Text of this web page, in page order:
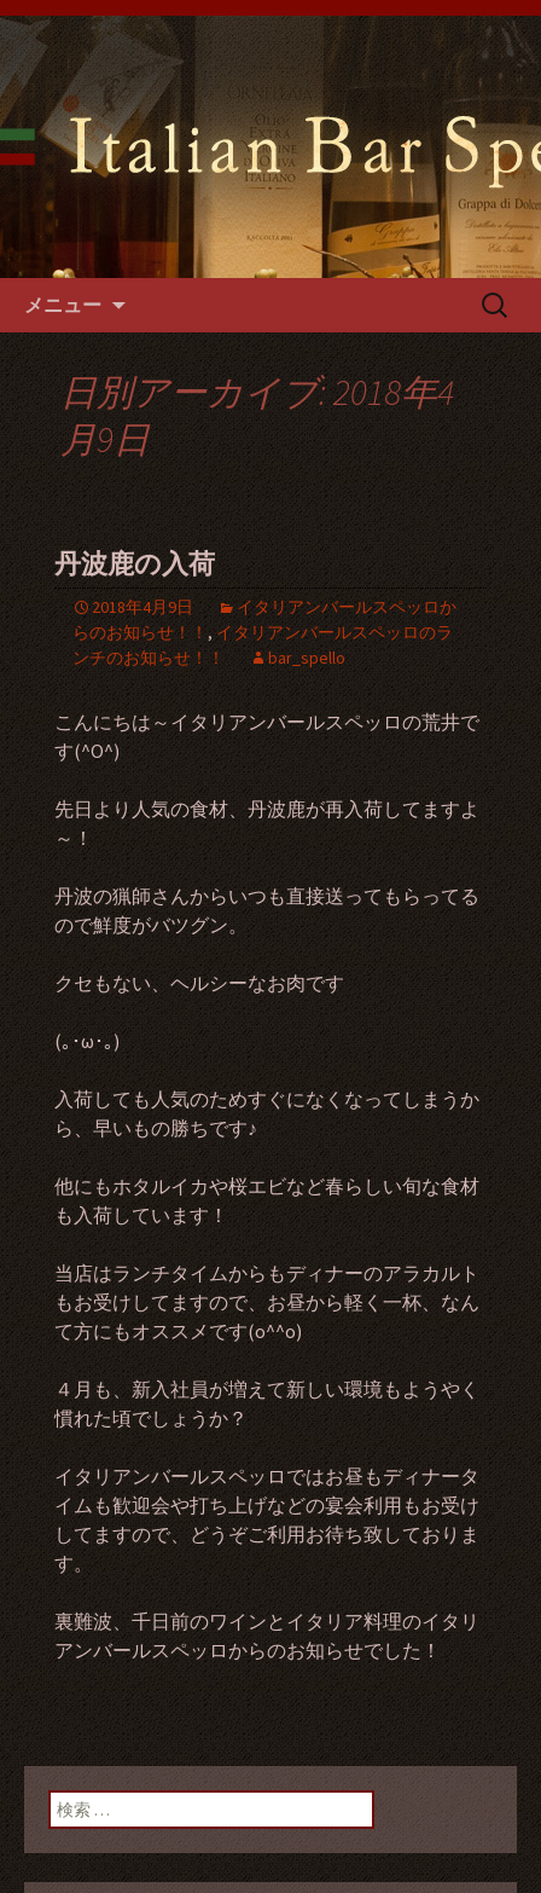
難波千日前のイタリアンバール
スペッロで貸切パーティーを
難波千日前の「イタリアンバールスペ
ッロ」はイタリアの郷土料理や手づく
るパスタやフォカッチャをご用意。1
階～3階席とございますので貸切パー
ティーでご利用可能です。
メニュー
検
日別アーカイブ: 2018年4
月9日
丹波鹿の入荷
2018年4月9日
イタリアンバールスペッロか
らのお知らせ！！ , イタリアンバールスペッロのラ
ンチのお知らせ！！
bar_spello
こんにちは～イタリアンバールスペッロの荒井で
す(^O^)
先日より人気の食材、丹波鹿が再入荷してますよ
～！
丹波の猟師さんからいつも直接送ってもらってる
ので鮮度がバツグン。
クセもない、ヘルシーなお肉です
(｡･ω･｡)
入荷しても人気のためすぐになくなってしまうか
ら、早いもの勝ちです♪
他にもホタルイカや桜エビなど春らしい旬な食材
も入荷しています！
当店はランチタイムからもディナーのアラカルト
もお受けしてますので、お昼から軽く一杯、なん
て方にもオススメです(o^^o)
４月も、新入社員が増えて新しい環境もようやく
慣れた頃でしょうか？
イタリアンバールスペッロではお昼もディナータ
イムも歓迎会や打ち上げなどの宴会利用もお受け
してますので、どうぞご利用お待ち致しておりま
す。
裏難波、千日前のワインとイタリア料理のイタリ
アンバールスペッロからのお知らせでした！
検索: